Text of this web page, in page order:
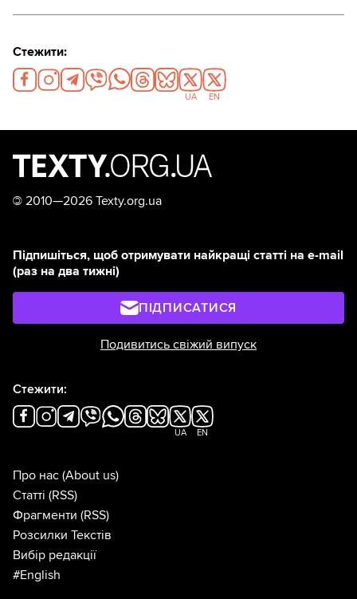
Стежити:
UA EN
© 2010—2026 Texty.org.ua
Підпишіться, щоб отримувати найкращі статті на e-mail
(раз на два тижні)
ПІДПИСАТИСЯ
Подивитись свіжий випуск
Стежити:
UA EN
Про нас (About us)
Статті (RSS)
Фрагменти (RSS)
Розсилки Текстів
Вибір редакції
#English